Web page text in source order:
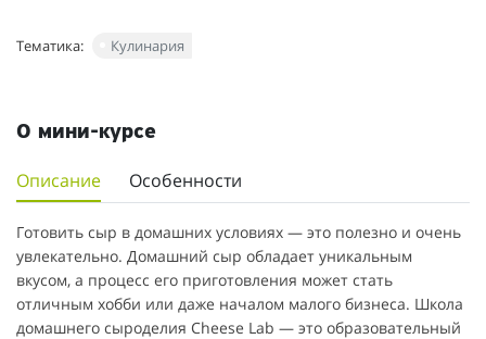
Тематика: Кулинария
О мини-курсе
Описание Особенности
Готовить сыр в домашних условиях — это полезно и очень
увлекательно. Домашний сыр обладает уникальным
вкусом, а процесс его приготовления может стать
отличным хобби или даже началом малого бизнеса. Школа
домашнего сыроделия Cheese Lab — это образовательный